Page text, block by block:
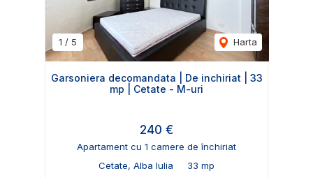
1 / 5 Harta
Garsoniera decomandata | De inchiriat | 33
mp | Cetate - M-uri
240 €
Apartament cu 1 camere de închiriat
Cetate, Alba Iulia
33 mp